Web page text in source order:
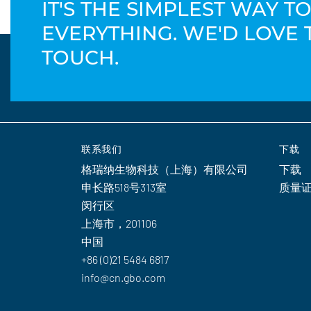
IT'S THE SIMPLEST WAY
EVERYTHING. WE'D LOVE
TOUCH.
联系我们
格瑞纳生物科技（上海）有限公司
申长路518号313室
闵行区
上海市，201106
中国
+86 (0)21 5484 6817
info@cn.gbo.com
下载
下载
质量